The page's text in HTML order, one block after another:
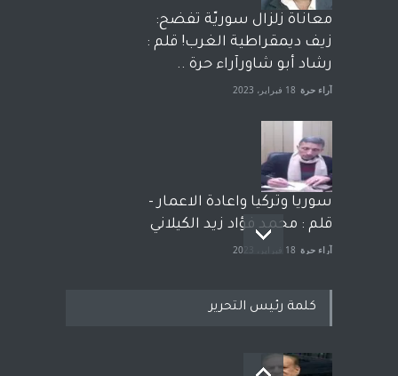
معاناة زلزال سوريّة تفضح:
زيف ديمقراطية الغرب! قلم :
رشاد أبو شاورآراء حرة ..
آراء حرة 18 فبراير، 2023
سوريا وتركيا واعادة الاعمار -
قلم : محمد فؤاد زيد الكيلاني
آراء حرة 18 فبراير، 2023
بعد معارك قضائية طاحنة كتب
كلمة رئيس التحرير